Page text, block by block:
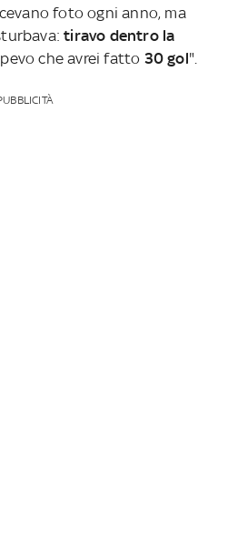
foto ogni anno, ma
tiravo dentro la
che avrei fatto 30 gol".